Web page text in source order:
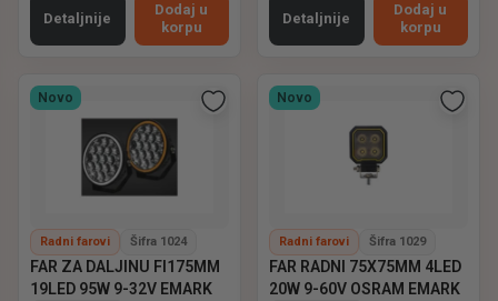
Detaljnije
Dodaj u
korpu
Detaljnije
Dodaj u
korpu
Novo
Radni farovi Šifra 1024
FAR ZA DALJINU FI175MM
19LED 95W 9-32V EMARK
Novo
Radni farovi Šifra 1029
FAR RADNI 75X75MM 4LED
20W 9-60V OSRAM EMARK